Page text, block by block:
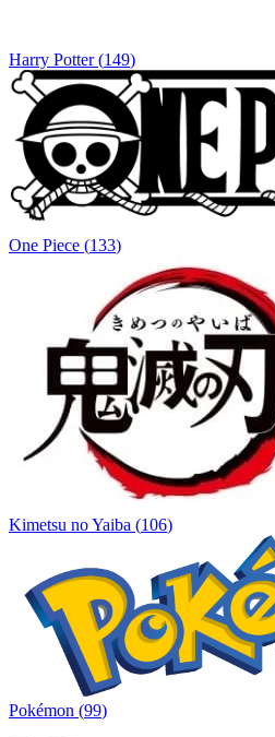
Harry Potter (149)
One Piece (133)
Kimetsu no Yaiba (106)
Pokémon (99)